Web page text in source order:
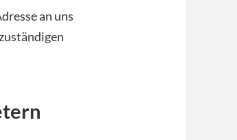
an uns